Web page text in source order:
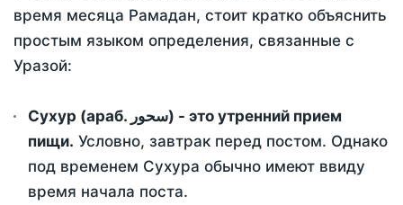
время месяца Рамадан, стоит кратко объяснить
простым языком определения, связанные с
Уразой:
Сухур (араб. سحور) - это утренний прием
пищи. Условно, завтрак перед постом. Однако
под временем Сухура обычно имеют ввиду
время начала поста.